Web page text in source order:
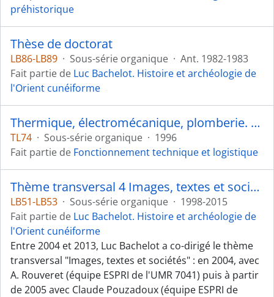
préhistorique
Thèse de doctorat
LB86-LB89 · Sous-série organique · Ant. 1982-1983
Fait partie de Luc Bachelot. Histoire et archéologie de
l'Orient cunéiforme
Thermique, électromécanique, plomberie. Dossiers de récolement de l'entreprise
TL74 · Sous-série organique · 1996
Fait partie de Fonctionnement technique et logistique
Thème transversal 4 Images, textes et sociétés de l’UMR 7041 Archéologies et Sciences de l’Antiquité
LB51-LB53 · Sous-série organique · 1998-2015
Fait partie de Luc Bachelot. Histoire et archéologie de
l'Orient cunéiforme
Entre 2004 et 2013, Luc Bachelot a co-dirigé le thème
transversal "Images, textes et sociétés" : en 2004, avec
A. Rouveret (équipe ESPRI de l'UMR 7041) puis à partir
de 2005 avec Claude Pouzadoux (équipe ESPRI de